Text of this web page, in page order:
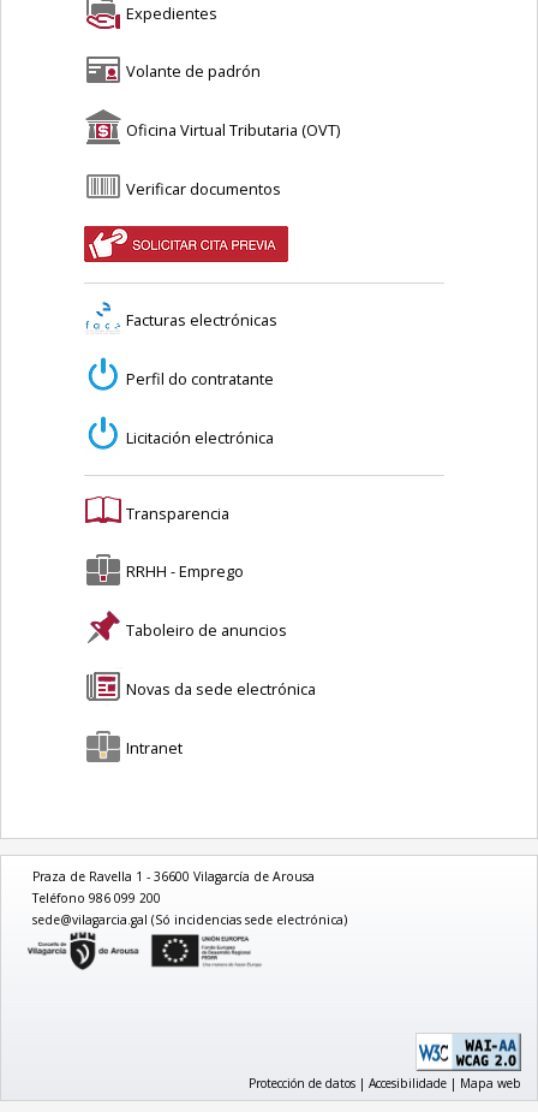
Expedientes
Volante de padrón
Oficina Virtual Tributaria (OVT)
Verificar documentos
Facturas electrónicas
Perfil do contratante
Licitación electrónica
Transparencia
RRHH - Emprego
Taboleiro de anuncios
Novas da sede electrónica
Intranet
Praza de Ravella 1 - 36600 Vilagarcía de Arousa
Teléfono 986 099 200
sede@vilagarcia.gal (Só incidencias sede electrónica)
Protección de datos |Accesibilidade | Mapa web